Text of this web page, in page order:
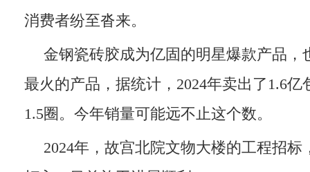
消费者纷至沓来。
金钢瓷砖胶成为亿固的明星爆款产品，
最火的产品，据统计，2024年卖出了1.6
1.5圈。今年销量可能远不止这个数。
2024年，故宫北院文物大楼的工程招标